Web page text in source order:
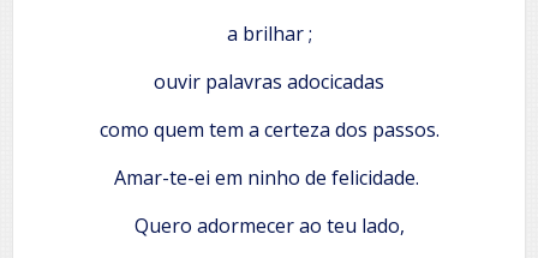
a brilhar ;
ouvir palavras adocicadas
como quem tem a certeza dos passos.
Amar-te-ei em ninho de felicidade.
Quero adormecer ao teu lado,